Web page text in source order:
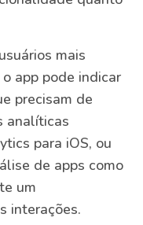
mais
app pode indicar
precisam de
analíticas
para iOS, ou
de apps como
um
interações.